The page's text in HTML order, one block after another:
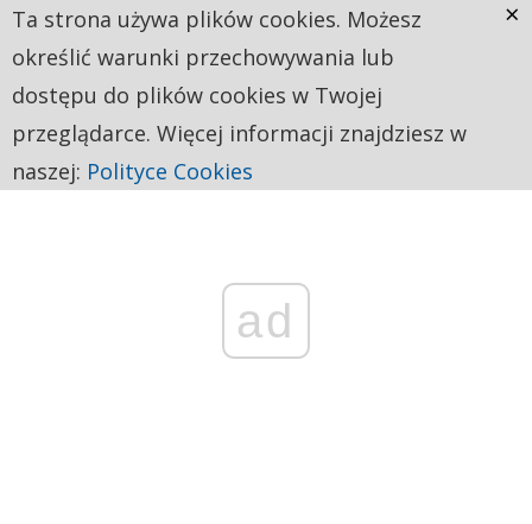
ad
Ta strona używa plików cookies. Możesz
określić warunki przechowywania lub
dostępu do plików cookies w Twojej
przeglądarce. Więcej informacji znajdziesz w
naszej: Polityce Cookies
×